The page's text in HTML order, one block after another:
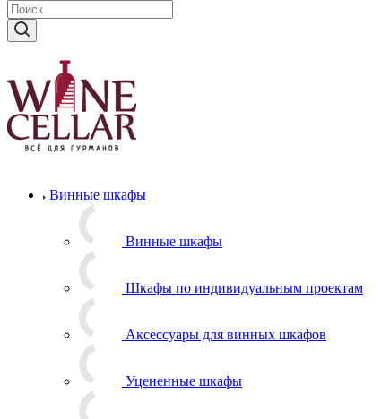
Винные шкафы
Винные шкафы
Шкафы по индивидуальным проектам
Аксессуары для винных шкафов
Уцененные шкафы